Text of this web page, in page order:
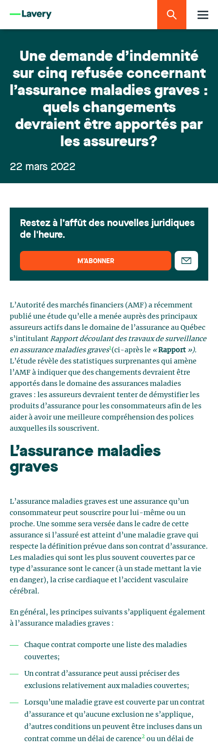
Une demande d’indemnité
sur cinq refusée concernant
l’assurance maladies graves :
quels changements
devraient être apportés par
les assureurs?
22 mars 2022
L’Autorité des marchés financiers (AMF) a récemment
publié une étude qu’elle a menée auprès des principaux
assureurs actifs dans le domaine de l’assurance au Québec
s’intitulant Rapport découlant des travaux de surveillance
en assurance maladies graves1 (ci-après le «Rapport »).
L’étude révèle des statistiques surprenantes qui amène
l’AMF à indiquer que des changements devraient être
apportés dans le domaine des assurances maladies
graves : les assureurs devraient tenter de démystifier les
produits d’assurance pour les consommateurs afin de les
aider à avoir une meilleure compréhension des polices
auxquelles ils souscrivent.
L’assurance maladies
graves
L’assurance maladies graves est une assurance qu’un
consommateur peut souscrire pour lui-même ou un
proche. Une somme sera versée dans le cadre de cette
assurance si l’assuré est atteint d’une maladie grave qui
respecte la définition prévue dans son contrat d’assurance.
Les maladies qui sont les plus souvent couvertes par ce
type d’assurance sont le cancer (à un stade mettant la vie
en danger), la crise cardiaque et l’accident vasculaire
cérébral.
En général, les principes suivants s’appliquent également
à l’assurance maladies graves :
Chaque contrat comporte une liste des maladies
couvertes;
Un contrat d’assurance peut aussi préciser des
exclusions relativement aux maladies couvertes;
Lorsqu’une maladie grave est couverte par un contrat
d’assurance et qu’aucune exclusion ne s’applique,
d’autres conditions un peuvent être incluses dans un
contrat comme un délai de carence2 ou un délai de
Restez à l’affût des nouvelles juridiques
de l'heure.
M’ABONNER